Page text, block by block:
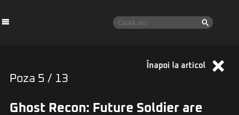
Înapoi la articol
Poza 5 / 13
Ghost Recon: Future Soldier are